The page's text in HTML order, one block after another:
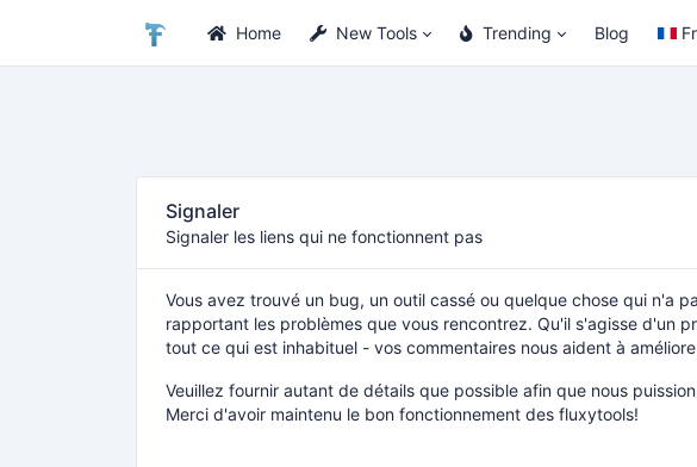
Home New Tools Trending Blog
Signaler
Signaler les liens qui ne fonctionnent pas
Vous avez trouvé un bug, un outil cassé ou quelque chose qui n'a
rapportant les problèmes que vous rencontrez. Qu'il s'agisse d'un
tout ce qui est inhabituel - vos commentaires nous aident à
Veuillez fournir autant de détails que possible afin que nous
Merci d'avoir maintenu le bon fonctionnement des fluxytools!